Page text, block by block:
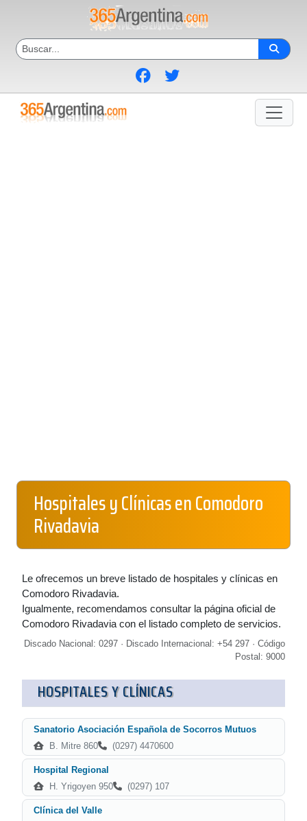
Hospitales y Clínicas en Comodoro
Rivadavia
Le ofrecemos un breve listado de hospitales y clínicas en
Comodoro Rivadavia.
Igualmente, recomendamos consultar la página oficial de
Comodoro Rivadavia con el listado completo de servicios.
Discado Nacional: 0297 · Discado Internacional: +54 297 · Código
Postal: 9000
HOSPITALES Y CLÍNICAS
Sanatorio Asociación Española de Socorros Mutuos
B. Mitre 860
(0297) 4470600
Hospital Regional
H. Yrigoyen 950
(0297) 107
Clínica del Valle